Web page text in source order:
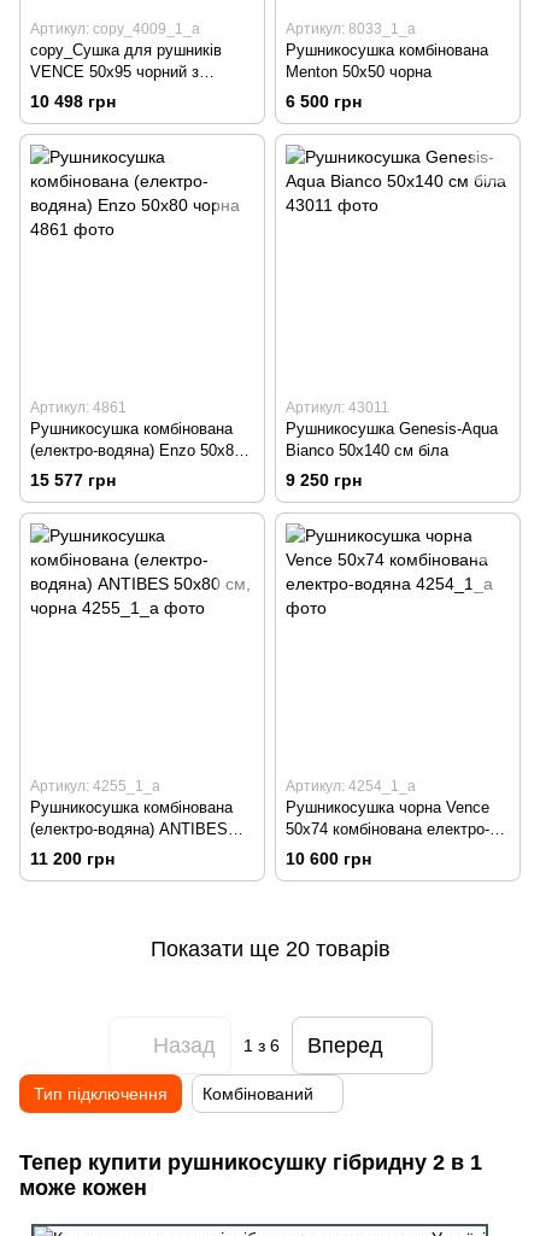
Артикул: copy_4009_1_a
copy_Сушка для рушників
VENCE 50х95 чорний з
комбінованим підключенням
10 498 грн
Артикул: 8033_1_a
Рушникосушка комбінована
Menton 50x50 чорна
6 500 грн
Артикул: 4861
Рушникосушка комбінована
(електро-водяна) Enzo 50х80
чорна
15 577 грн
Артикул: 43011
Рушникосушка Genesis-Aqua
Bianco 50х140 см біла
9 250 грн
Артикул: 4255_1_a
Рушникосушка комбінована
(електро-водяна) ANTIBES
50х80 см, чорна
11 200 грн
Артикул: 4254_1_a
Рушникосушка чорна Vence
50х74 комбінована електро-
водяна
10 600 грн
Показати ще 20 товарів
Назад 1з 6 Вперед
Тепер купити рушникосушку гібридну 2 в 1
може кожен
Тип підключення Комбінований